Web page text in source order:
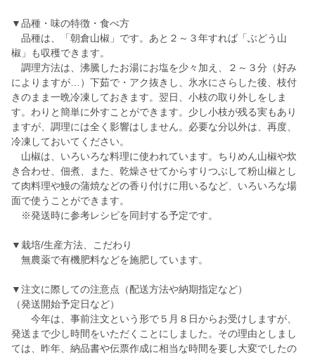
▼品種・味の特徴・食べ方
品種は、「朝倉山椒」です。あと２～３年すれば「ぶどう山
椒」も収穫できます。
調理方法は、沸騰したお湯にお塩を少々加え、２～３分（好み
によりますが…）下茹で・アク抜きし、氷水にさらした後、枝付
きのまま一晩冷凍しておきます。翌日、小枝の取り外しをしま
す。わりと簡単に外すことができます。少し小枝が残る実もあり
ますが、調理には全く影響はしません。必要な分以外は、再度、
冷凍しておいてください。
山椒は、いろいろな料理に使われています。ちりめん山椒や炊
き合わせ、佃煮、また、乾燥させてからすりつぶして粉山椒とし
て肉料理や鰻の蒲焼などの香り付けに用いるなど、いろいろな場
面で使うことができます。
※発送時に参考レシピを同封する予定です。
▼栽培/生産方法、こだわり
無農薬で有機肥料などを施肥しています。
▼注文に際しての注意点（配送方法や納期指定など）
（発送開始予定日など）
今年は、事前注文という形で５月８日からお受けしますが、
発送まで少し時間をいただくことにしました。その理由としまし
ては、昨年、納品書や伝票作成に相当な時間を要し大変でしたの